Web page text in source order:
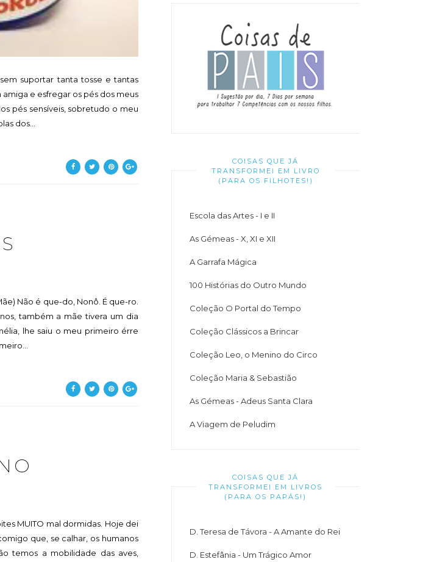
suportar tanta tosse e tantas
e esfregar os pés dos meus
pés sensíveis, sobretudo o meu
dos...
Não é que-do, Nonô. É que-ro.
também a mãe tivera um dia
lhe saiu o meu primeiro érre
MUITO mal dormidas. Hoje dei
que, se calhar, os humanos
temos a mobilidade das aves,
COISAS QUE JÁ
TRANSFORMEI EM LIVRO
(PARA OS FILHOTES!)
Escola das Artes - I e II
As Gémeas - X, XI e XII
A Garrafa Mágica
100 Histórias do Outro Mundo
Coleção O Portal do Tempo
Coleção Clássicos a Brincar
Coleção Leo, o Menino do Circo
Coleção Maria & Sebastião
As Gémeas - Adeus Santa Clara
A Viagem de Peludim
COISAS QUE JÁ
TRANSFORMEI EM LIVROS
(PARA OS PAPÁS!)
D. Teresa de Távora - A Amante do Rei
D. Estefânia - Um Trágico Amor